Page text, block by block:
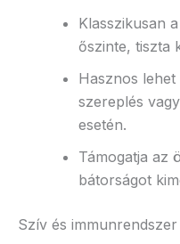
Klasszikusan
őszinte, tiszta
Hasznos
szereplés
esetén.
Támogatja az
bátorságot
Szív és